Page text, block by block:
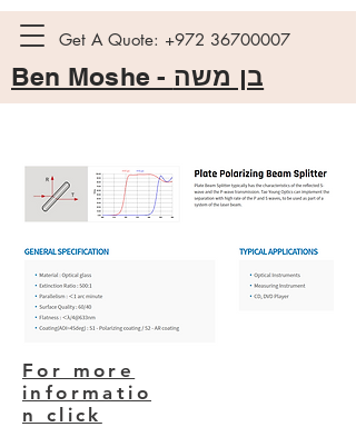
Get A Quote: +972 36700007
Ben Moshe - בן משה
For more
informatio
n click